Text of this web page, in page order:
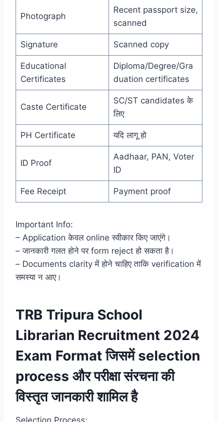
Photograph
Recent passport size,
scanned
Signature Scanned copy
Educational
Certificates
Diploma/Degree/Gra
duation certificates
Caste Certificate
SC/ST candidates के
लिए
PH Certificate यदि लागू हो
ID Proof
Aadhaar, PAN, Voter
ID
Fee Receipt Payment proof
Important Info:
– Application केवल online स्वीकार किए जाएंगे।
– जानकारी गलत होने पर form reject हो सकता है।
– Documents clarity में होने चाहिए ताकि verification में
समस्या न आए।
TRB Tripura School
Librarian Recruitment 2024
Exam Format जिसमें selection
process और परीक्षा संरचना की
विस्तृत जानकारी शामिल है